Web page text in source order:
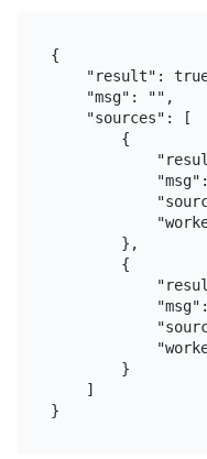
{
"result":
    "msg": "",
    "sources": [
        {
        },
        {
        }
    ]